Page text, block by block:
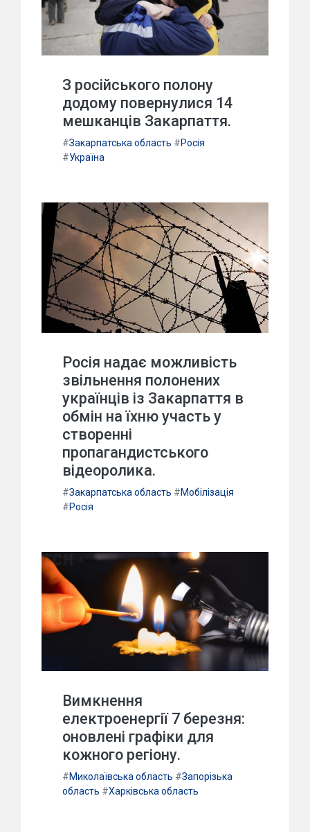
З російського полону
додому повернулися 14
мешканців Закарпаття.
#Закарпатська область #Росія
#Україна
Росія надає можливість
звільнення полонених
українців із Закарпаття в
обмін на їхню участь у
створенні
пропагандистського
відеоролика.
#Закарпатська область #Мобілізація
#Росія
Вимкнення
електроенергії 7 березня:
оновлені графіки для
кожного регіону.
#Миколаївська область #Запорізька
область #Харківська область